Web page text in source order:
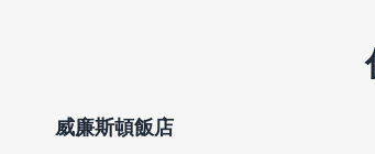
威廉斯頓飯店